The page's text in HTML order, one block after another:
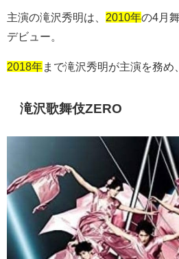
主演の滝沢秀明は、 2010年の4月
デビュー。
2018年まで滝沢秀明が主演を務め、
滝沢歌舞伎ZERO